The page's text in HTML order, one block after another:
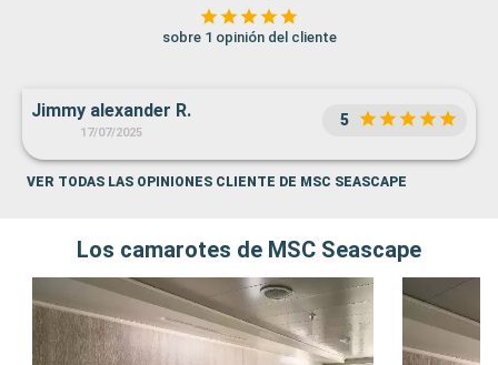
sobre 1 opinión del cliente
Jimmy alexander R.
17/07/2025
5
VER TODAS LAS OPINIONES CLIENTE DE MSC SEASCAPE
Los camarotes de MSC Seascape